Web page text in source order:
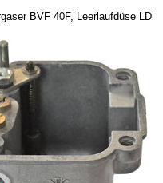
BVF 40F, Leerlaufdüse LD